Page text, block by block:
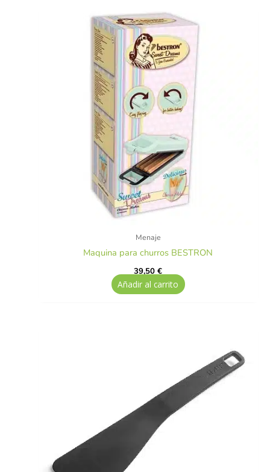
Menaje
Maquina para churros BESTRON
39,50€
Añadir al carrito